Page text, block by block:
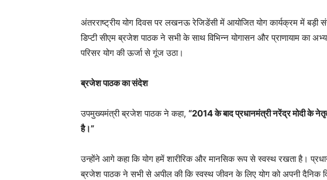
अंतरराष्ट्रीय योग दिवस पर लखनऊ रेजिडेंसी में आयोजित योग कार्यक्रम में बड़ी
डिप्टी सीएम ब्रजेश पाठक ने सभी के साथ विभिन्न योगासन और प्राणायाम का
परिसर योग की ऊर्जा से गूंज उठा।
ब्रजेश पाठक का संदेश
उपमुख्यमंत्री ब्रजेश पाठक ने कहा, “2014 के बाद प्रधानमंत्री नरेंद्र मोदी के
है।”
उन्होंने आगे कहा कि योग हमें शारीरिक और मानसिक रूप से स्वस्थ रखता है।
ब्रजेश पाठक ने सभी से अपील की कि स्वस्थ जीवन के लिए योग को अपनी दैनिक